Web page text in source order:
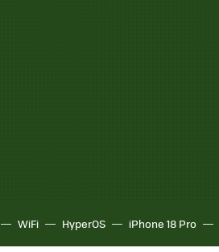
WiFi HyperOS iPhone 18 Pro